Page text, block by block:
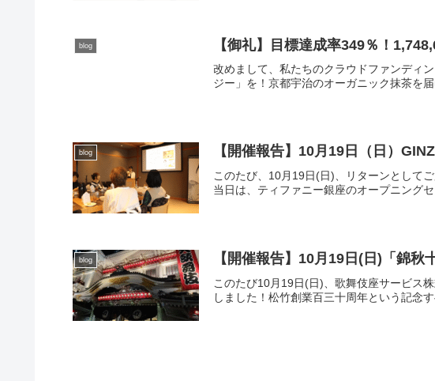
blog 【御礼】目標達成率349％！
改めまして、私たちのクラウドファンディ
ジー」を！京都宇治のオーガニック抹茶を
blog 【開催報告】10月19日（日）
このたび、10月19日(日)、リターンとして
当日は、ティファニー銀座のオープニング
blog 【開催報告】10月19日(日)「錦
このたび10月19日(日)、歌舞伎座サービス
しました！松竹創業百三十周年という記念